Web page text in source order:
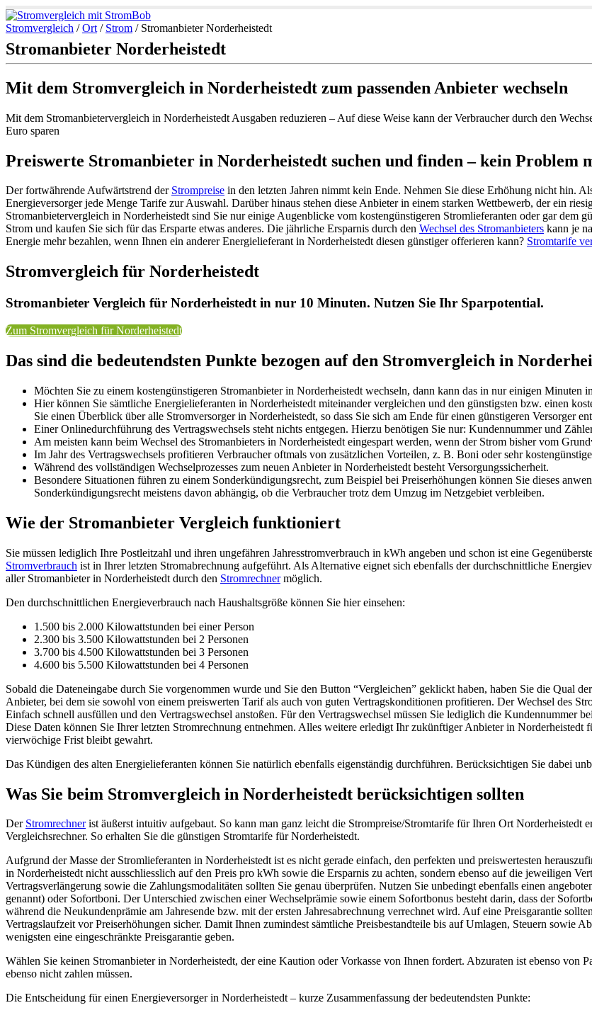
Stromvergleich /Ort / Strom / Stromanbieter Norderheistedt
Stromanbieter Norderheistedt
Mit dem Stromvergleich in Norderheistedt zum passenden Anbieter wechseln
Mit dem Stromanbietervergleich in Norderheistedt Ausgaben reduzieren – Auf diese Weise kann der Verbraucher durch den
Euro sparen
Preiswerte Stromanbieter in Norderheistedt suchen und finden – kein Problem
Der fortwährende Aufwärtstrend der Strompreise in den letzten Jahren nimmt kein Ende. Nehmen Sie diese Erhöhung nicht hin.
Energieversorger jede Menge Tarife zur Auswahl. Darüber hinaus stehen diese Anbieter in einem starken Wettbewerb, der ein
Stromanbietervergleich in Norderheistedt sind Sie nur einige Augenblicke vom kostengünstigeren Stromlieferanten oder gar dem
Strom und kaufen Sie sich für das Ersparte etwas anderes. Die jährliche Ersparnis durch den Wechsel des Stromanbieters kann je
Energie mehr bezahlen, wenn Ihnen ein anderer Energielieferant in Norderheistedt diesen günstiger offerieren kann? Stromtarife
Stromvergleich für Norderheistedt
Stromanbieter Vergleich für Norderheistedt in nur 10 Minuten. Nutzen Sie Ihr Sparpotential.
Zum Stromvergleich für Norderheistedt
Das sind die bedeutendsten Punkte bezogen auf den Stromvergleich in
Möchten Sie zu einem kostengünstigeren Stromanbieter in Norderheistedt wechseln, dann kann das in nur einigen Minuten
Hier können Sie sämtliche Energielieferanten in Norderheistedt miteinander vergleichen und den günstigsten bzw. einen
Sie einen Überblick über alle Stromversorger in Norderheistedt, so dass Sie sich am Ende für einen günstigeren Versorger
Einer Onlinedurchführung des Vertragswechsels steht nichts entgegen. Hierzu benötigen Sie nur: Kundennummer und
Am meisten kann beim Wechsel des Stromanbieters in Norderheistedt eingespart werden, wenn der Strom bisher vom
Im Jahr des Vertragswechsels profitieren Verbraucher oftmals von zusätzlichen Vorteilen, z. B. Boni oder sehr
Während des vollständigen Wechselprozesses zum neuen Anbieter in Norderheistedt besteht Versorgungssicherheit.
Besondere Situationen führen zu einem Sonderkündigungsrecht, zum Beispiel bei Preiserhöhungen können Sie dieses
Sonderkündigungsrecht meistens davon abhängig, ob die Verbraucher trotz dem Umzug im Netzgebiet verbleiben.
Wie der Stromanbieter Vergleich funktioniert
Sie müssen lediglich Ihre Postleitzahl und ihren ungefähren Jahresstromverbrauch in kWh angeben und schon ist eine
Stromverbrauch ist in Ihrer letzten Stromabrechnung aufgeführt. Als Alternative eignet sich ebenfalls der durchschnittliche
aller Stromanbieter in Norderheistedt durch den Stromrechnermöglich.
Den durchschnittlichen Energieverbrauch nach Haushaltsgröße können Sie hier einsehen:
1.500 bis 2.000 Kilowattstunden bei einer Person
2.300 bis 3.500 Kilowattstunden bei 2 Personen
3.700 bis 4.500 Kilowattstunden bei 3 Personen
4.600 bis 5.500 Kilowattstunden bei 4 Personen
Sobald die Dateneingabe durch Sie vorgenommen wurde und Sie den Button “Vergleichen” geklickt haben, haben Sie die Qual
Anbieter, bei dem sie sowohl von einem preiswerten Tarif als auch von guten Vertragskonditionen profitieren. Der Wechsel des
Einfach schnell ausfüllen und den Vertragswechsel anstoßen. Für den Vertragswechsel müssen Sie lediglich die Kundennummer
Diese Daten können Sie Ihrer letzten Stromrechnung entnehmen. Alles weitere erledigt Ihr zukünftiger Anbieter in
vierwöchige Frist bleibt gewahrt.
Das Kündigen des alten Energielieferanten können Sie natürlich ebenfalls eigenständig durchführen. Berücksichtigen Sie dabei
Was Sie beim Stromvergleich in Norderheistedt berücksichtigen sollten
Der Stromrechnerist äußerst intuitiv aufgebaut. So kann man ganz leicht die Strompreise/Stromtarife für Ihren Ort Norderheistedt
Vergleichsrechner. So erhalten Sie die günstigen Stromtarife für Norderheistedt.
Aufgrund der Masse der Stromlieferanten in Norderheistedt ist es nicht gerade einfach, den perfekten und preiswertesten
in Norderheistedt nicht ausschliesslich auf den Preis pro kWh sowie die Ersparnis zu achten, sondern ebenso auf die jeweiligen
Vertragsverlängerung sowie die Zahlungsmodalitäten sollten Sie genau überprüfen. Nutzen Sie unbedingt ebenfalls einen
genannt) oder Sofortboni. Der Unterschied zwischen einer Wechselprämie sowie einem Sofortbonus besteht darin, dass der
während die Neukundenprämie am Jahresende bzw. mit der ersten Jahresabrechnung verrechnet wird. Auf eine Preisgarantie
Vertragslaufzeit vor Preiserhöhungen sicher. Damit Ihnen zumindest sämtliche Preisbestandteile bis auf Umlagen, Steuern sowie
wenigsten eine eingeschränkte Preisgarantie geben.
Wählen Sie keinen Stromanbieter in Norderheistedt, der eine Kaution oder Vorkasse von Ihnen fordert. Abzuraten ist ebenso von
ebenso nicht zahlen müssen.
Die Entscheidung für einen Energieversorger in Norderheistedt – kurze Zusammenfassung der bedeutendsten Punkte: